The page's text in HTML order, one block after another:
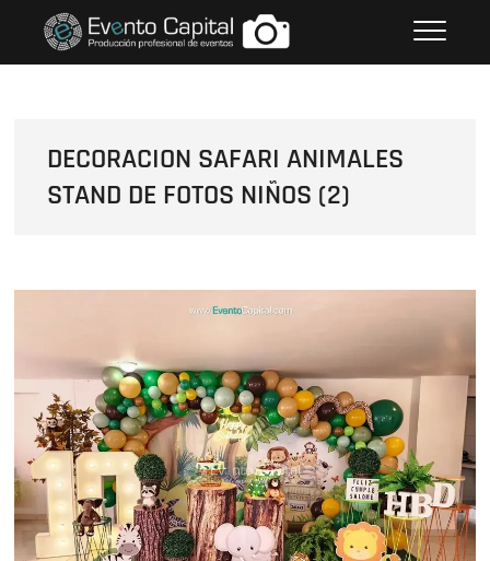
contenido
FOTOS GRUPO EMPRESARIAL
DECORACION SAFARI ANIMALES
STAND DE FOTOS NIÑOS (2)